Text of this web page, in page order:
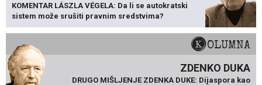
KOMENTAR LÁSZLA VÉGELA: Da li se autokratski
sistem može srušiti pravnim sredstvima?
KOLUMNA
ZDENKO DUKA
DRUGO MIŠLJENJE ZDENKA DUKE: Dijaspora kao